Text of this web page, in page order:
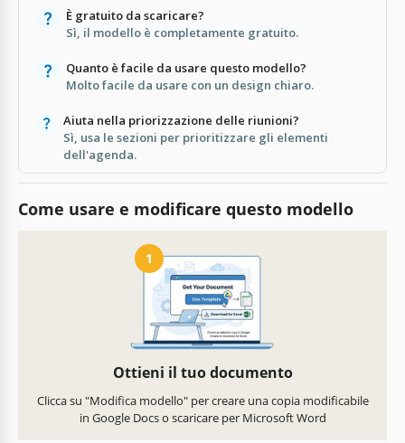
È gratuito da scaricare?
Sì, il modello è completamente gratuito.
Quanto è facile da usare questo modello?
Molto facile da usare con un design chiaro.
Aiuta nella priorizzazione delle riunioni?
Sì, usa le sezioni per prioritizzare gli elementi
dell'agenda.
Come usare e modificare questo modello
1
Ottieni il tuo documento
Clicca su "Modifica modello" per creare una copia modificabile
in Google Docs o scaricare per Microsoft Word